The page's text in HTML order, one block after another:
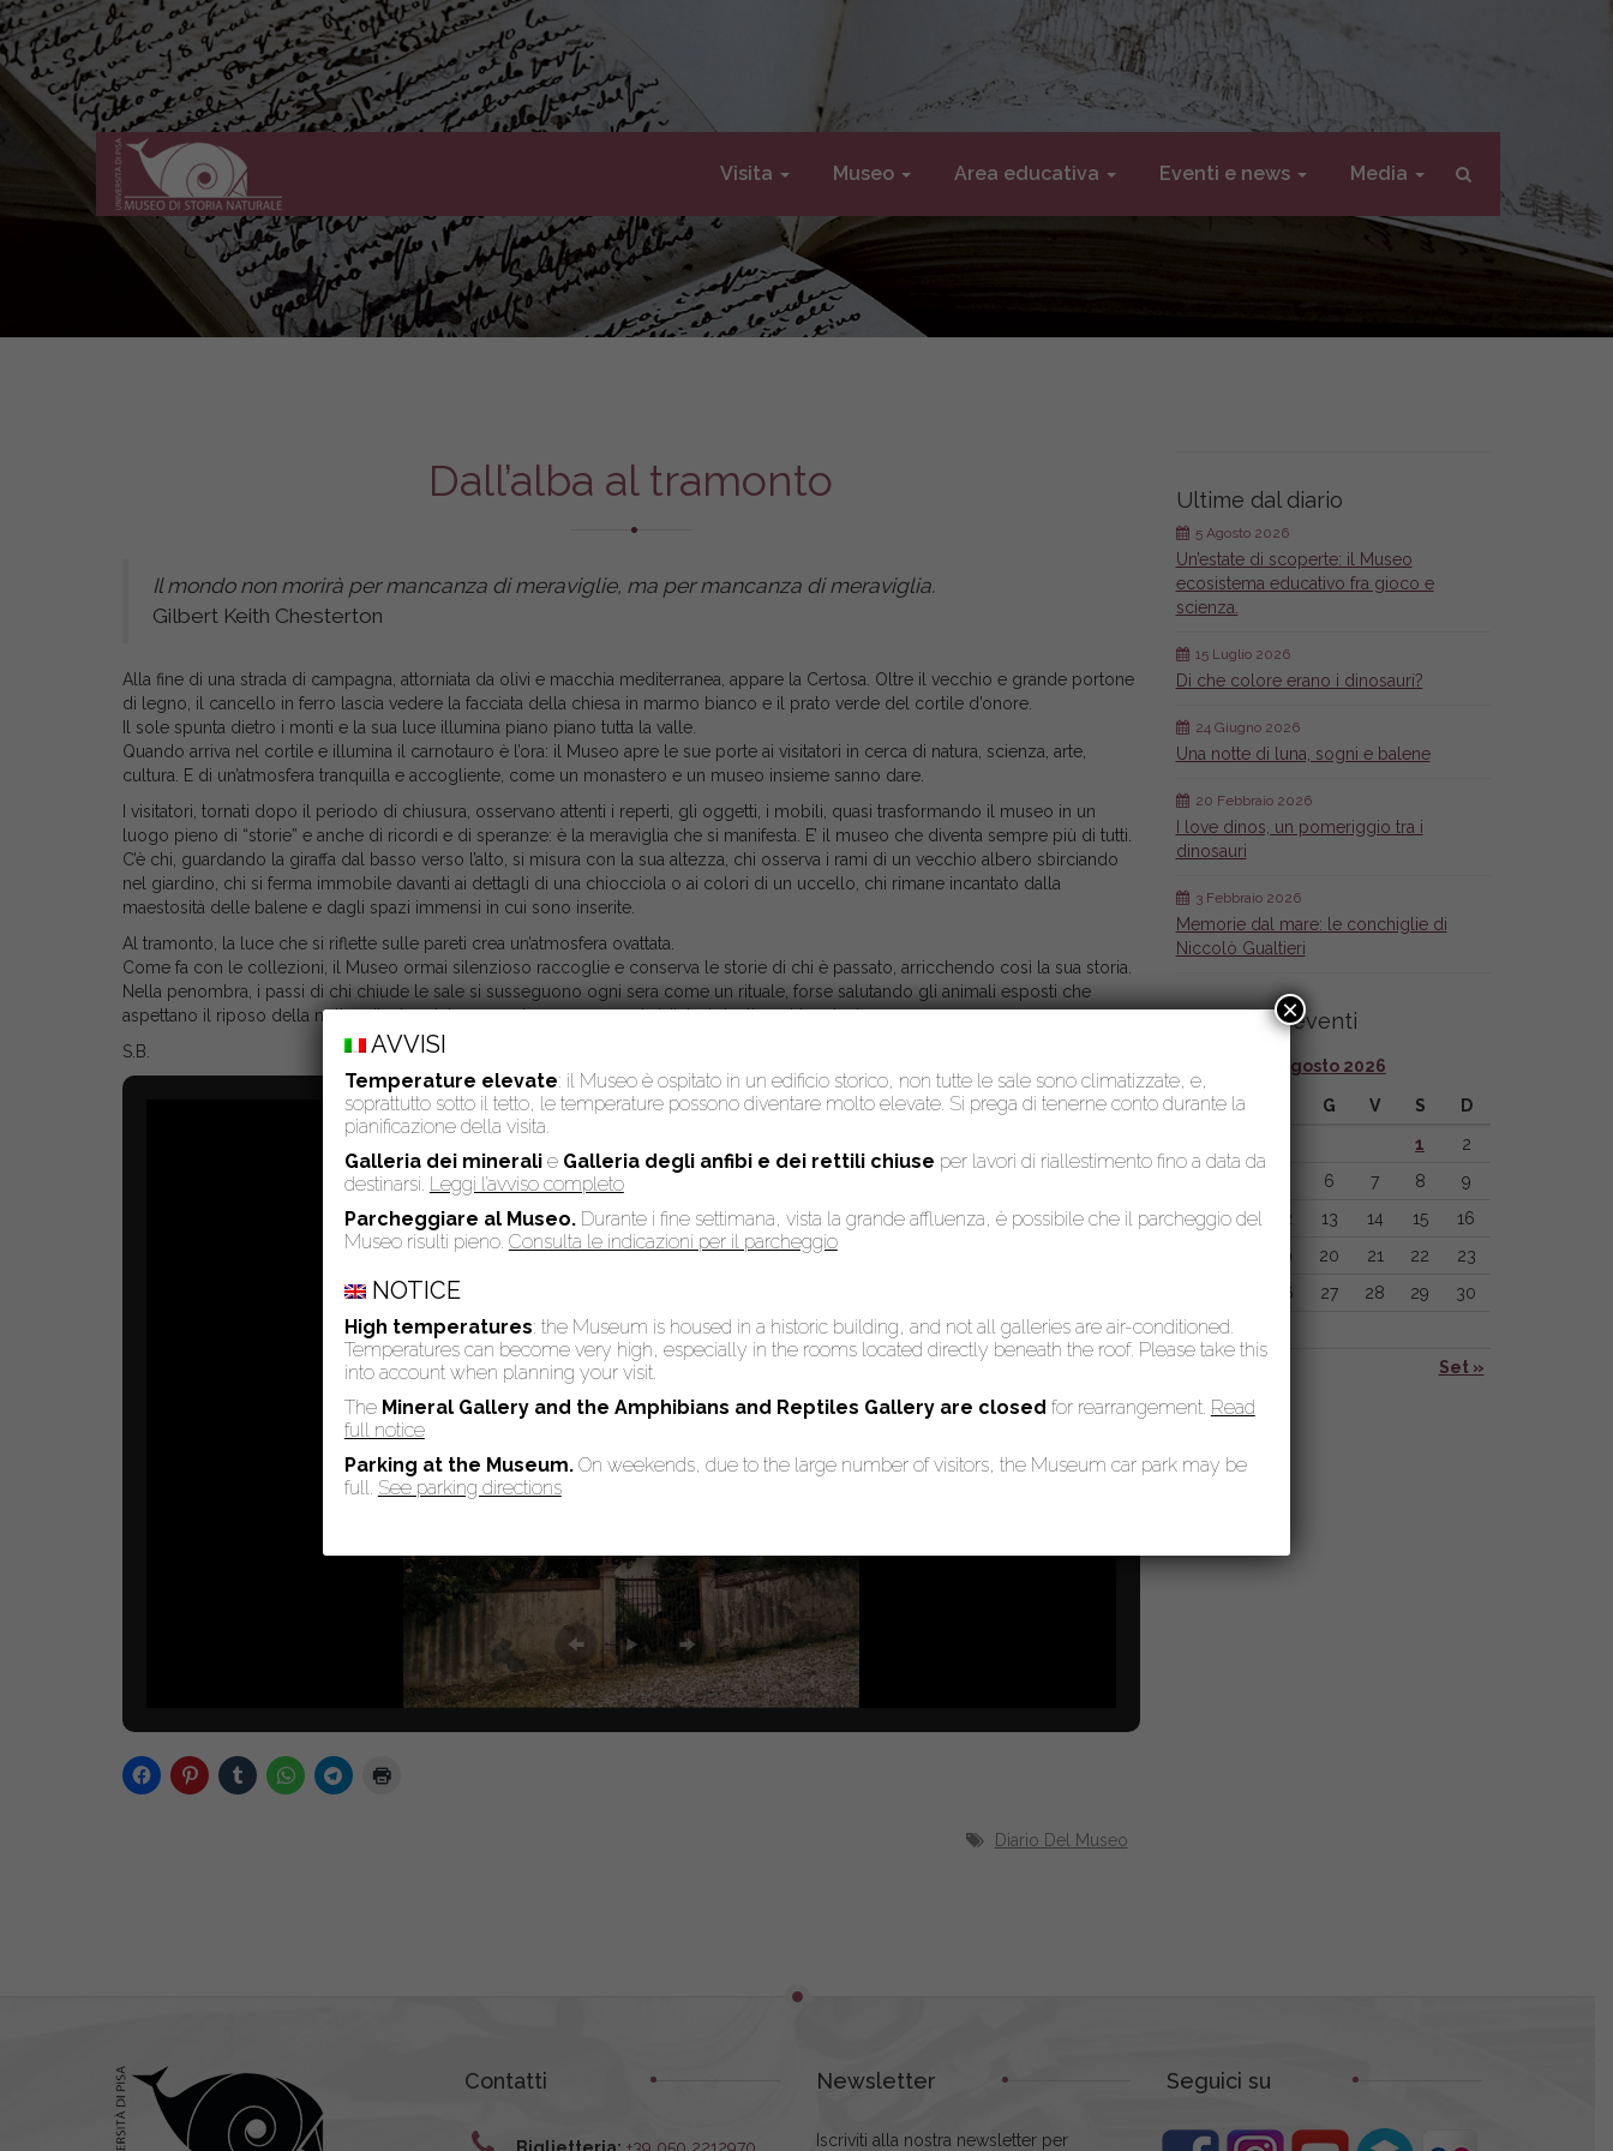
Museo
di
Storia
Naturale
dell'Università
di
Visita Museo Area educativa Eventi e news Media
Dall’alba al tramonto
Il mondo non morirà per mancanza di meraviglie, ma per mancanza di meraviglia.
Gilbert Keith Chesterton
Alla fine di una strada di campagna, attorniata da olivi e macchia mediterranea, appare la Certosa. Oltre il vecchio e grande portone
di legno, il cancello in ferro lascia vedere la facciata della chiesa in marmo bianco e il prato verde del cortile d’onore.
Il sole spunta dietro i monti e la sua luce illumina piano piano tutta la valle.
Quando arriva nel cortile e illumina il carnotauro è l’ora: il Museo apre le sue porte ai visitatori in cerca di natura, scienza, arte,
cultura. E di un’atmosfera tranquilla e accogliente, come un monastero e un museo insieme sanno dare.
I visitatori, tornati dopo il periodo di chiusura, osservano attenti i reperti, gli oggetti, i mobili, quasi trasformando il museo in un
luogo pieno di “storie” e anche di ricordi e di speranze: è la meraviglia che si manifesta. E’ il museo che diventa sempre più di tutti.
C’è chi, guardando la giraffa dal basso verso l’alto, si misura con la sua altezza, chi osserva i rami di un vecchio albero sbirciando
nel giardino, chi si ferma immobile davanti ai dettagli di una chiocciola o ai colori di un uccello, chi rimane incantato dalla
maestosità delle balene e dagli spazi immensi in cui sono inserite.
Al tramonto, la luce che si riflette sulle pareti crea un’atmosfera ovattata.
Come fa con le collezioni, il Museo ormai silenzioso raccoglie e conserva le storie di chi è passato, arricchendo così la sua storia.
Nella penombra, i passi di chi chiude le sale si susseguono ogni sera come un rituale, forse salutando gli animali esposti che
aspettano il riposo della notte e l’arrivo del nuovo giorno con nuovi visitatori dagli occhi curiosi.
S.B.
Diario Del Museo
Ultime dal diario
Un’estate di scoperte: il Museo
ecosistema educativo fra gioco e
scienza.
5 Agosto 2026
Di che colore erano i dinosauri?
15 Luglio 2026
Una notte di luna, sogni e balene
24 Giugno 2026
I love dinos, un pomeriggio tra i
dinosauri
20 Febbraio 2026
Memorie dal mare: le conchiglie di
Niccolò Gualtieri
3 Febbraio 2026
Calendario eventi
Agosto 2026
L M G V S D
Set »
1
2
6 7 8
9
10
11 12 13 14 15
16
19 20 21 22
23
26 27 28 29
30
31
Contatti
Biglietteria: +39 050 2212970
Newsletter
Iscriviti alla nostra newsletter per
Seguici su
AVVISI
Temperature elevate: il Museo è ospitato in un edificio storico, non tutte le sale sono climatizzate, e,
soprattutto sotto il tetto, le temperature possono diventare molto elevate. Si prega di tenerne conto durante la
pianificazione della visita.
Galleria dei mineralie Galleria degli anfibi e dei rettili chiuse per lavori di riallestimento fino a data da
destinarsi. Leggi l’avviso completo
Parcheggiare al Museo.Durante i fine settimana, vista la grande affluenza, è possibile che il parcheggio del
Museo risulti pieno. Consulta le indicazioni per il parcheggio
NOTICE
High temperatures: the Museum is housed in a historic building, and not all galleries are air-conditioned.
Temperatures can become very high, especially in the rooms located directly beneath the roof. Please take this
into account when planning your visit.
The Mineral Gallery and the Amphibians and Reptiles Gallery are closed for rearrangement. Read
full notice
Parking at the Museum.On weekends, due to the large number of visitors, the Museum car park may be
full. See parking directions
×